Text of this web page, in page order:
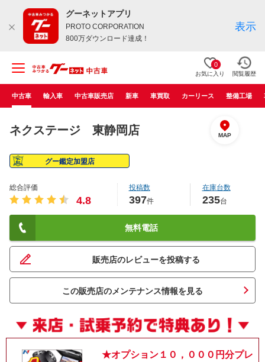
グーネットアプリ
PROTO CORPORATION
800万ダウンロード達成！
表示
0
お気に入り 閲覧履歴
中古車 輸入車 中古車販売店 新車 車買取 カーリース 整備工場
ネクステージ 東静岡店 MAP
グー鑑定加盟店
総合評価
4.8
投稿数
397件
在庫台数
235台
無料電話
販売店のレビューを投稿する
この販売店のメンテナンス情報を見る
★オプション１０，０００円分プレ